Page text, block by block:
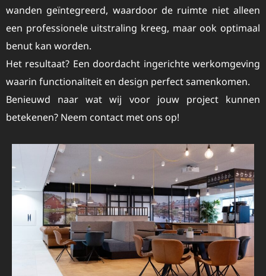
wanden geïntegreerd, waardoor de ruimte niet alleen
een professionele uitstraling kreeg, maar ook optimaal
benut kan worden.
Het resultaat? Een doordacht ingerichte werkomgeving
waarin functionaliteit en design perfect samenkomen.
Benieuwd naar wat wij voor jouw project kunnen
betekenen? Neem contact met ons op!